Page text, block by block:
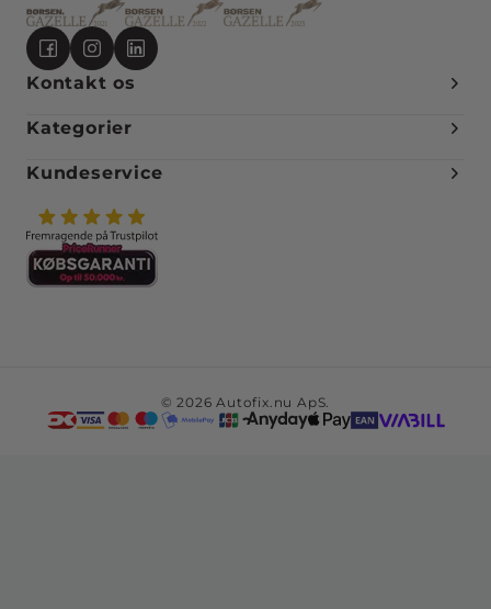
Kontakt os
Kategorier
Kundeservice
© 2026 Autofix.nu ApS.